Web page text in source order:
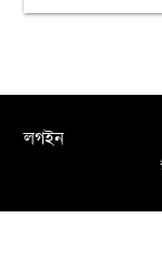
লগইন